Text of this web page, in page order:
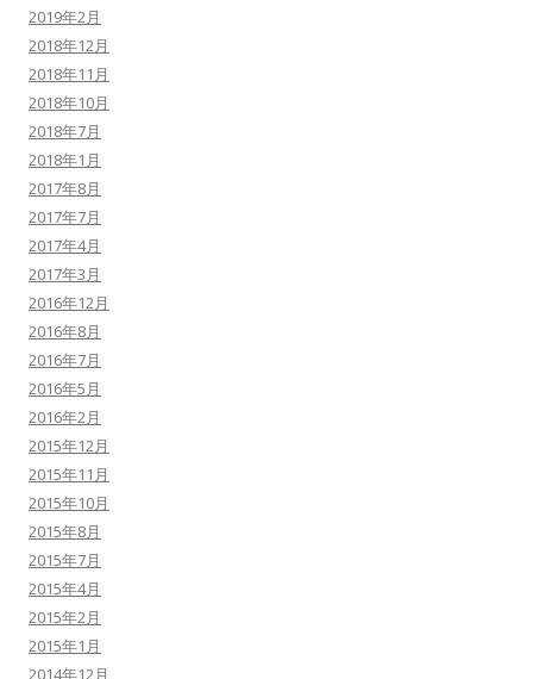
2019年2月
2018年12月
2018年11月
2018年10月
2018年7月
2018年1月
2017年8月
2017年7月
2017年4月
2017年3月
2016年12月
2016年8月
2016年7月
2016年5月
2016年2月
2015年12月
2015年11月
2015年10月
2015年8月
2015年7月
2015年4月
2015年2月
2015年1月
2014年12月